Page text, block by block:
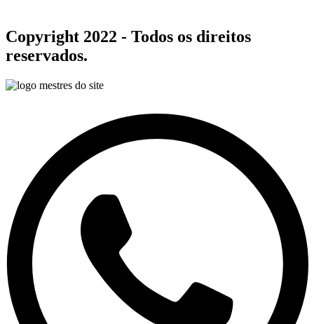
Copyright 2022 - Todos os direitos
reservados.